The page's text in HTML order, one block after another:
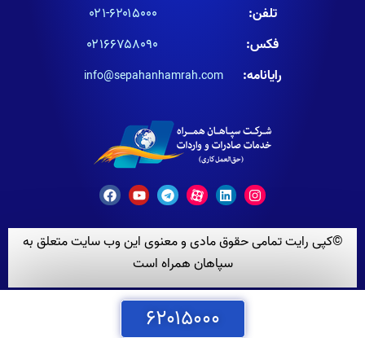
تلفن:
۶۲۰۱۵۰۰۰-۰۲۱
فکس:
۰۲۱۶۶۷۵۸۰۹۰
رایانامه:
info@sepahanhamrah.com
©کپی رایت تمامی حقوق مادی و معنوی این وب سایت متعلق به
سپاهان همراه است
۶۲۰۱۵۰۰۰